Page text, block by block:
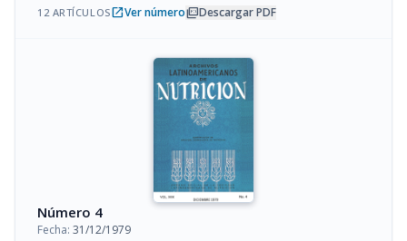
12 ARTÍCULOSopen_in_newVer númeropicture_as_pdfDescargar PDF
Número 4
Fecha: 31/12/1979